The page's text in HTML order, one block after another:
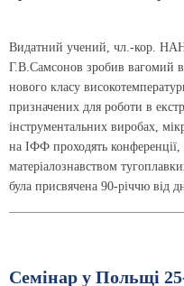
Видатний учений, чл.-кор.
Г.В.Самсонов зробив вагомий
нового класу
призначених для роботи в
інструментальних виробах,
на ІФФ проходять конференції,
матеріалознавством
була присвячена 90-річчю від
Семінар у Польщі